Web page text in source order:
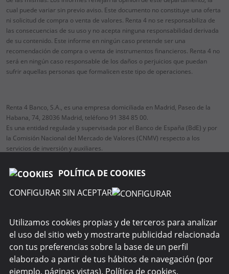
POLÍTICA DE COOKIES
CONFIGURAR SIN ACEPTAR
Utilizamos cookies propias y de terceros para analizar
el uso del sitio web y mostrarte publicidad relacionada
con tus preferencias sobre la base de un perfil
elaborado a partir de tus hábitos de navegación (por
ejemplo, páginas vistas). Política de cookies.
cual puede variar sin previo aviso. Este documento no constituye una oferta
ni solicitud de compra o venta de valores. Renta 4 no se responsabiliza de
las consecuencias de su uso y no acepta ninguna responsabilidad derivada
de su contenido. Este informe en ningún caso pretende ser una
recomendación de compra o venta de instrumentos financieros. Renta 4 no
será en ningún caso responsable de los daños o perjuicios que puedan
sufrir aquellas personas que formalicen este tipo de operaciones.
Renta 4 Banco, S.A., es una empresa domiciliada en Madrid, Paseo de la
Habana, 74, 28036 Madrid, teléfono 91 384 85 00.
Es una entidad regulada y supervisada por el Banco de España (BdE) y por
la Comisión Nacional del Mercado de Valores (CNMV) respecto a los
servicios de inversión y auxiliares.
SOBRE R4 PENSIONES
WEBS DEL GRUPO
SEGURIDAD